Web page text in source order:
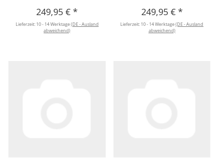
249,95 €*
Lieferzeit: 10 - 14 Werktage(DE - Ausland
abweichend)
249,95 € *
Lieferzeit: 10 - 14 Werktage(DE - Ausland
abweichend)